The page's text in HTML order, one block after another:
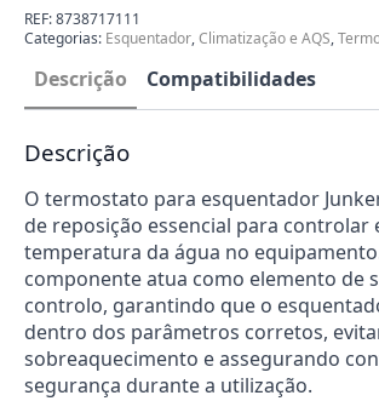
Junkers
0537302001155
REF:8738717111
Categorias: Esquentador,Climatização e AQS,
Descrição Compatibilidades
Descrição
O termostato para esquentador
de reposição essencial para controlar
temperatura da água no
componente atua como elemento de
controlo, garantindo que o
dentro dos parâmetros corretos,
sobreaquecimento e assegurando
segurança durante a utilização.